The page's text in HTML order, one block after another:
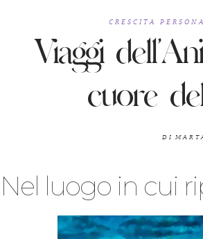
CRESCITA
Viaggi
cuore
DI
Nel luogo in cui